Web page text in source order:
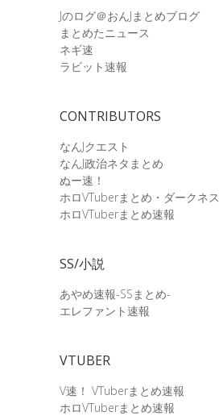
Jのログ＠おんJまとめブログ
まとめたニュース
ネギ速
ラビット速報
CONTRIBUTORS
なんJクエスト
なんJ政治ネタまとめ
ぬー速！
ホロVTuberまとめ・ダークネス
ホロVTuberまとめ速報
SS/小説
あやめ速報-SSまとめ-
エレファント速報
VTUBER
V速！ VTuberまとめ速報
ホロVTuberまとめ速報